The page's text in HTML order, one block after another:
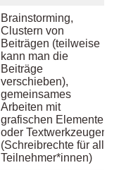
Brainstorming,
Clustern von
Beiträgen (teilweise
kann man die
Beiträge
verschieben),
gemeinsames
Arbeiten mit
grafischen Elementen
oder Textwerkzeugen
(Schreibrechte für alle
Teilnehmer*innen)